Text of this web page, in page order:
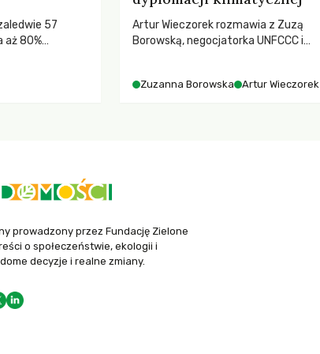
57
aż 80%
Artur Wieczorek rozmawia z Zuzą
Borowską, negocjatorka UNFCCC i
ruchach klimatycznych
Zuzanna Borowska Artur Wieczorek
prowadzony przez Fundację Zielone
o społeczeństwie, ekologii i
decyzje i realne zmiany.